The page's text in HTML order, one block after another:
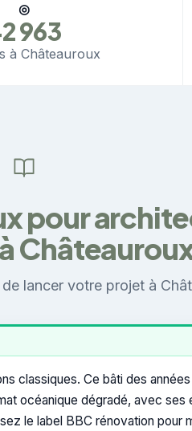
◎
963
à Châteauroux
pour
lancer votre projet à
classiques. Ce bâti des
océanique dégradé, avec
le label BBC rénovation pour